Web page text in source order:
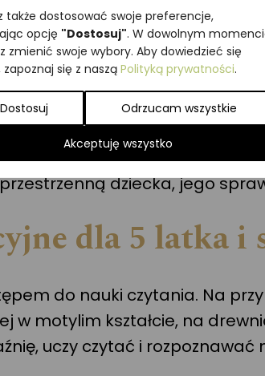
także dostosować swoje preferencje,
opcję "Dostosuj". W dowolnym
zmienić swoje wybory. Aby dowiedzieć się
zapoznaj się z naszą Polityką prywatności.
Dostosuj Odrzucam wszystkie
Akceptuję wszystko
dla 4 latka
gry rozwijające logiczne
na kostkach zastąpiliśmy
jedną za drugą przy
układania kostek, a to
dziecka, jego
dla 5 latka i
do nauki czytania. Na
motylim kształcie, na
uczy czytać i